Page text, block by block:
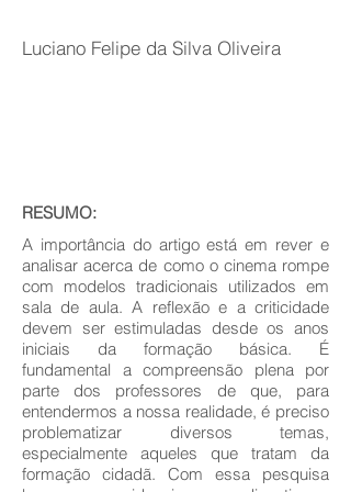
Luciano Felipe da Silva Oliveira
RESUMO:
A importância do artigo está em rever e
analisar acerca de como o cinema rompe
com modelos tradicionais utilizados em
sala de aula. A reflexão e a criticidade
devem ser estimuladas desde os anos
iniciais da formação básica. É
fundamental a compreensão plena por
parte dos professores de que, para
entendermos a nossa realidade, é preciso
problematizar diversos temas,
especialmente aqueles que tratam da
formação cidadã. Com essa pesquisa